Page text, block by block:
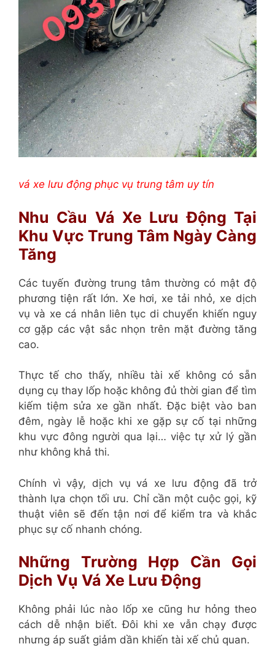
vá xe lưu động phục vụ trung tâm uy tín
Nhu Cầu Vá Xe Lưu Động Tại
Khu Vực Trung Tâm Ngày Càng
Tăng
Các tuyến đường trung tâm thường có mật độ
phương tiện rất lớn. Xe hơi, xe tải nhỏ, xe dịch
vụ và xe cá nhân liên tục di chuyển khiến nguy
cơ gặp các vật sắc nhọn trên mặt đường tăng
cao.
Thực tế cho thấy, nhiều tài xế không có sẵn
dụng cụ thay lốp hoặc không đủ thời gian để tìm
kiếm tiệm sửa xe gần nhất. Đặc biệt vào ban
đêm, ngày lễ hoặc khi xe gặp sự cố tại những
khu vực đông người qua lại… việc tự xử lý gần
như không khả thi.
Chính vì vậy, dịch vụ vá xe lưu động đã trở
thành lựa chọn tối ưu. Chỉ cần một cuộc gọi, kỹ
thuật viên sẽ đến tận nơi để kiểm tra và khắc
phục sự cố nhanh chóng.
Những Trường Hợp Cần Gọi
Dịch Vụ Vá Xe Lưu Động
Không phải lúc nào lốp xe cũng hư hỏng theo
cách dễ nhận biết. Đôi khi xe vẫn chạy được
nhưng áp suất giảm dần khiến tài xế chủ quan.